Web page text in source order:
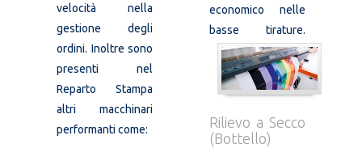
velocità nella
gestione degli
ordini. Inoltre sono
presenti nel
Reparto Stampa
altri macchinari
performanti come:
economico nelle
basse tirature.
Rilievo a Secco
(Bottello)